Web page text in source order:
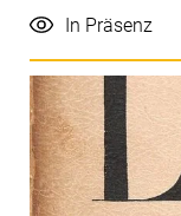
Durchführung
In Präsenz